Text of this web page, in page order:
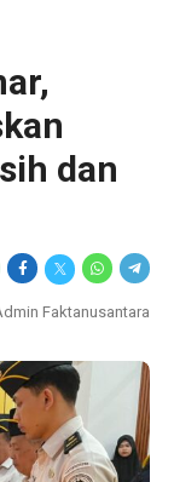
dan
Faktanusantara